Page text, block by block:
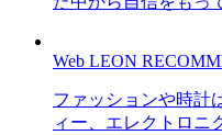
Web LEON
ファッションや時計
ィー、エレクトロニ